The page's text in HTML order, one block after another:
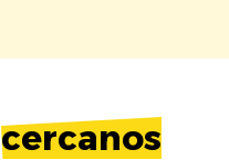
cercanos